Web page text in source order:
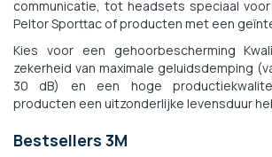
communicatie, tot headsets speciaal
Peltor Sporttac of producten met een
Kies voor een gehoorbescherming
zekerheid van maximale geluidsdemping
30 dB) en een hoge
producten een uitzonderlijke levensduur
Bestsellers 3M